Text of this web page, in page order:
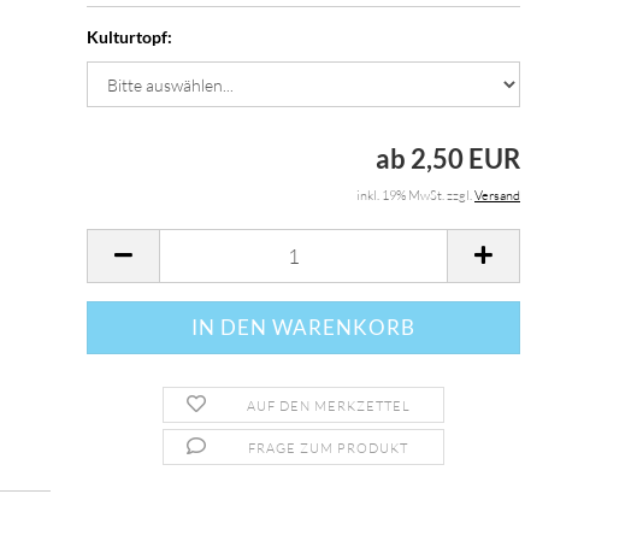
Kulturtopf:
ab 2,50 EUR
inkl. 19% MwSt. zzgl.Versand
AUF DEN MERKZETTEL
FRAGE ZUM PRODUKT